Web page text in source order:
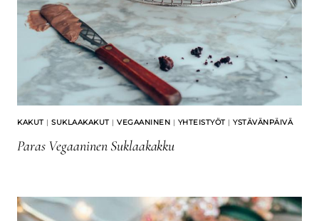
KAKUT | SUKLAAKAKUT | VEGAANINEN | YHTEISTYÖT | YSTÄVÄNPÄIVÄ
Paras Vegaaninen Suklaakakku